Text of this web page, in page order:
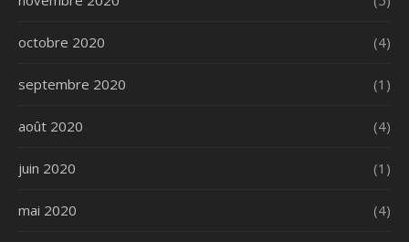
octobre 2020 (4)
septembre 2020 (1)
août 2020 (4)
juin 2020 (1)
mai 2020 (4)